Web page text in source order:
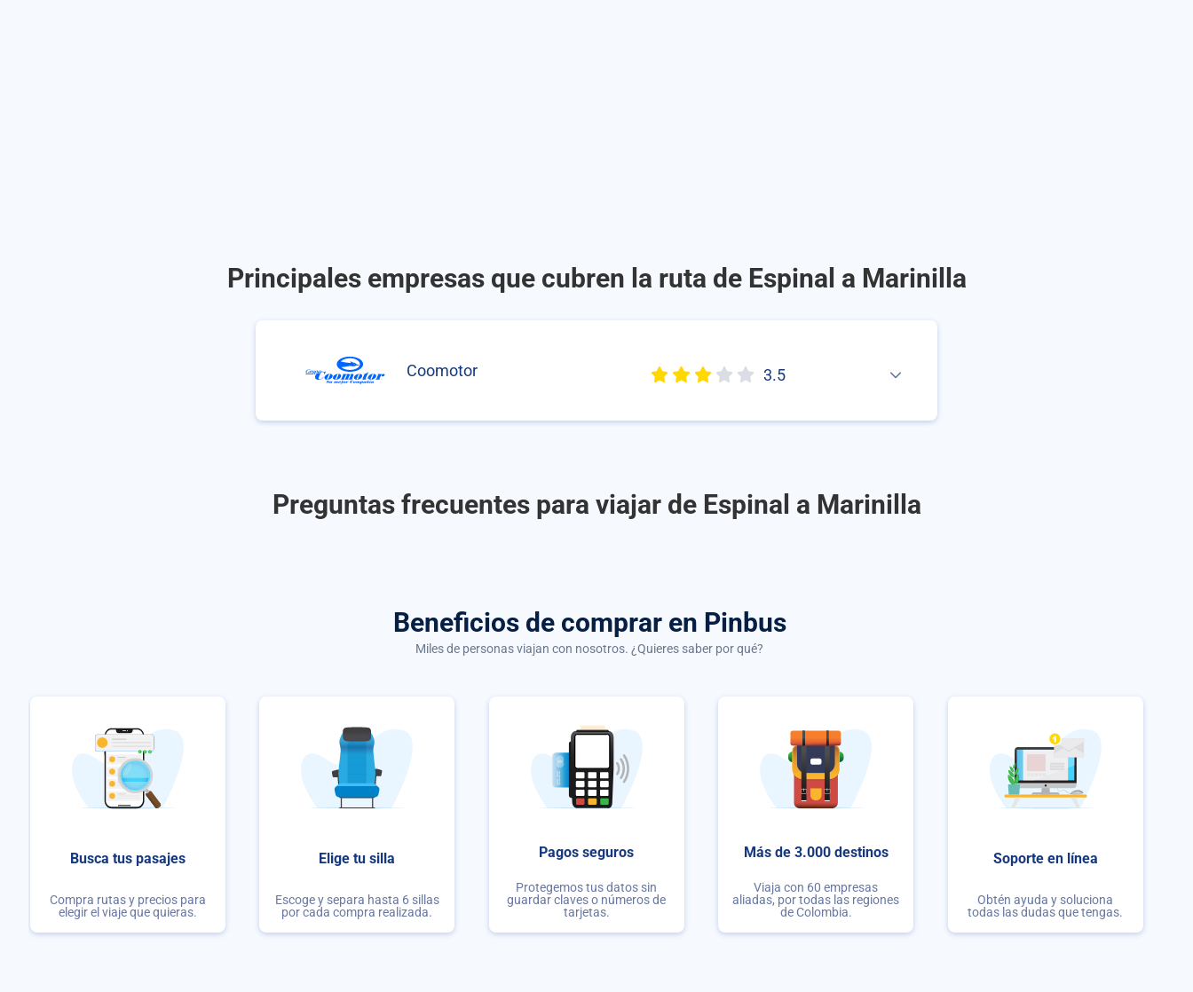
Principales empresas que cubren la ruta de Espinal a Marinilla
Coomotor 3.5
Preguntas frecuentes para viajar de Espinal a Marinilla
Beneficios de comprar en Pinbus
Miles de personas viajan con nosotros. ¿Quieres saber por qué?
Busca tus pasajes
Compra rutas y precios para
elegir el viaje que quieras.
Elige tu silla
Escoge y separa hasta 6 sillas
por cada compra realizada.
Pagos seguros
Protegemos tus datos sin
guardar claves o números de
tarjetas.
Más de 3.000 destinos
Viaja con 60 empresas
aliadas, por todas las regiones
de Colombia.
Soporte en línea
Obtén ayuda y soluciona
todas las dudas que tengas.